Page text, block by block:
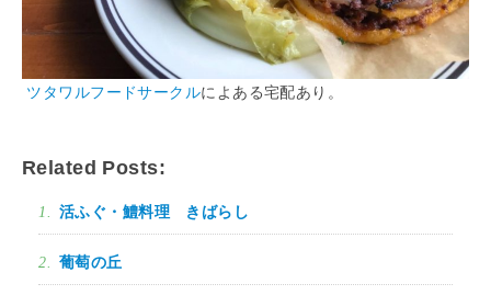
ツタワルフードサークルによある宅配あり。
Related Posts:
活ふぐ・鱧料理 きばらし
葡萄の丘